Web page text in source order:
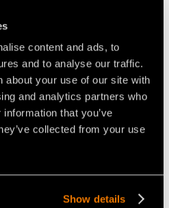
content and ads, to
and to analyse our traffic.
about your use of our site with
and analytics partners who
that you’ve
collected from your use
Show details
FRESATURA SU TERRENO
AGRICOLO CON TESTATA